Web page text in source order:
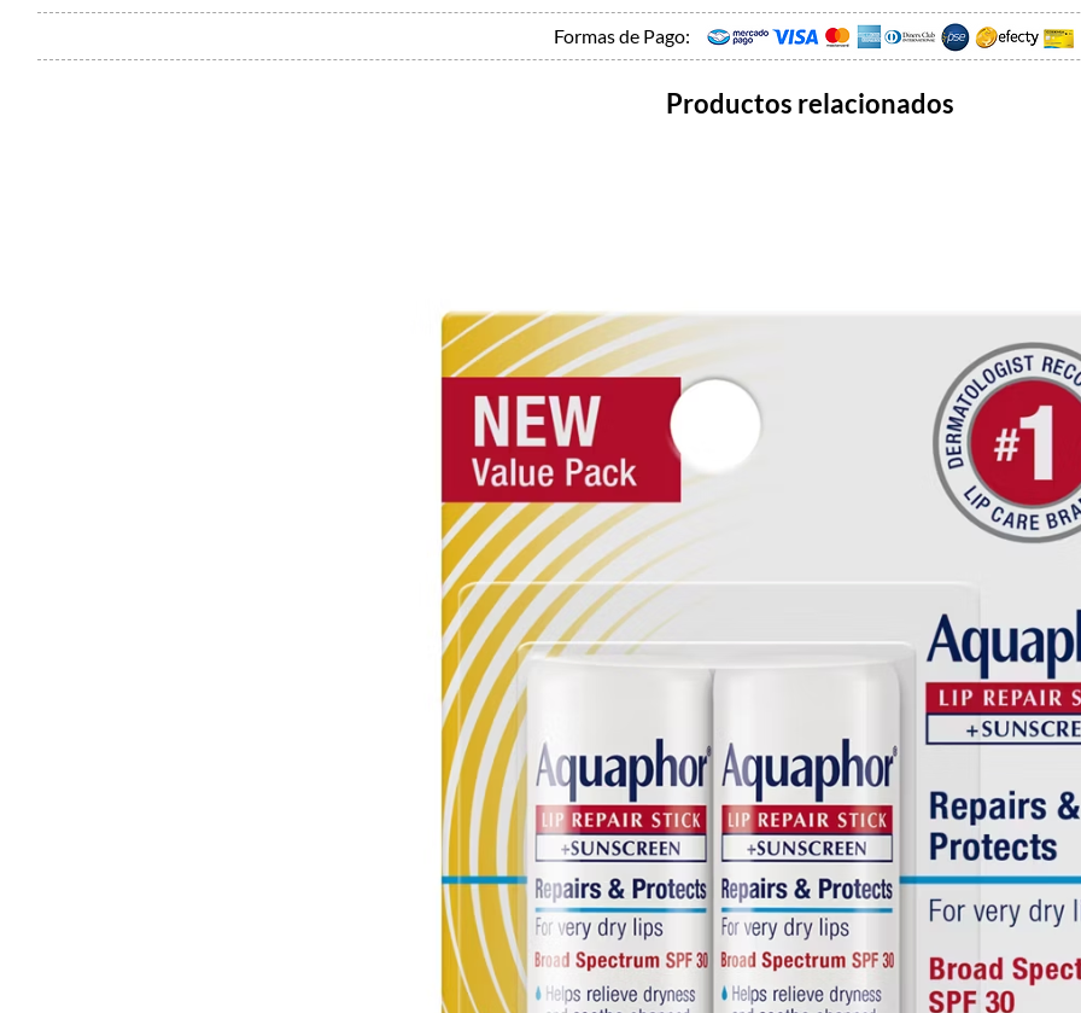
Formas de Pago:
Productos relacionados